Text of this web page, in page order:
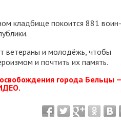
кладбище покоится 881 воин-
ветераны и молодёжь, чтобы
и почтить их память.
города Бельцы
.